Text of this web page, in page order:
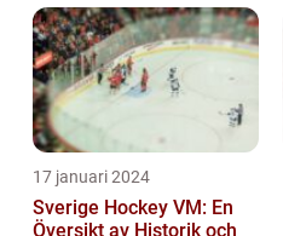
17 januari 2024
Sverige Hockey VM: En
Översikt av Historik och